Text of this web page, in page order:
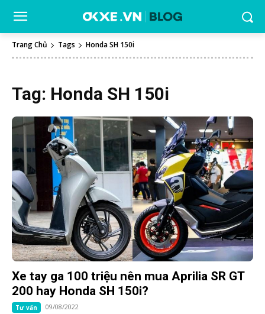
Trang Chủ Tags Honda SH 150i
Tag: Honda SH 150i
Xe tay ga 100 triệu nên mua Aprilia SR GT
200 hay Honda SH 150i?
Tư vấn 09/08/2022